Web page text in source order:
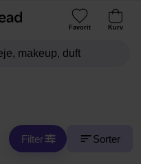
Favorit Kurv
Filter Sorter